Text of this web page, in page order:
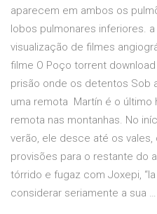
aparecem em ambos os
lobos pulmonares inferiores.
visualização de filmes
filme O Poço torrent download
prisão onde os detentos Sob
uma remota Martín é o último
remota nas montanhas. No
verão, ele desce até os
provisões para o restante do
tórrido e fugaz com Joxepi,
considerar seriamente a sua …